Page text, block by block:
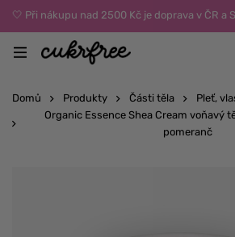
🤍 Při nákupu nad 2500 Kč je doprava v ČR a
UPOZORNĚNÍ: Během léta vybírejte dopravu
BOXů umístěných uvnitř budov. Reklamace
Domů Produkty Části těla
Pleť,
Organic Essence Shea Cream voňavý
pomeranč